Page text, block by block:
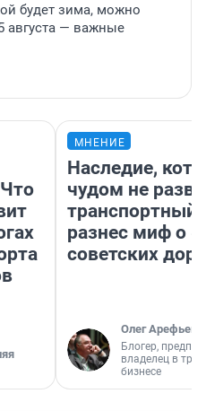
будет зима, можно
августа — важные
МНЕНИЕ
Наследие,
чудом не
транспортный
разнес миф о
советских
Олег Арефьев
Блогер,
владелец в
бизнесе